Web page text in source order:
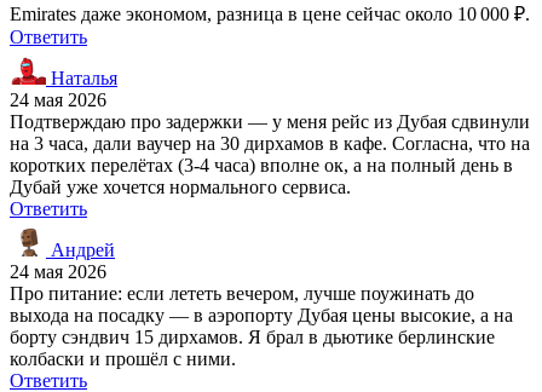
Emirates даже экономом, разница в цене сейчас около 10 000 ₽.
Ответить
Наталья
24 мая 2026
Подтверждаю про задержки — у меня рейс из Дубая сдвинули
на 3 часа, дали ваучер на 30 дирхамов в кафе. Согласна, что на
коротких перелётах (3‑4 часа) вполне ок, а на полный день в
Дубай уже хочется нормального сервиса.
Ответить
Андрей
24 мая 2026
Про питание: если лететь вечером, лучше поужинать до
выхода на посадку — в аэропорту Дубая цены высокие, а на
борту сэндвич 15 дирхамов. Я брал в дьютике берлинские
колбаски и прошёл с ними.
Ответить